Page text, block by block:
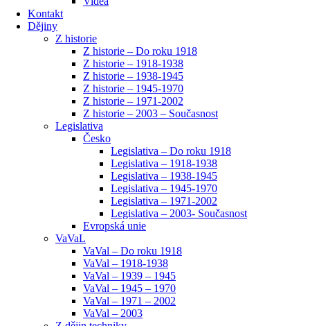
Kontakt
Dějiny
Z historie
Z historie – Do roku 1918
Z historie – 1918-1938
Z historie – 1938-1945
Z historie – 1945-1970
Z historie – 1971-2002
Z historie – 2003 – Současnost
Legislativa
Česko
Legislativa – Do roku 1918
Legislativa – 1918-1938
Legislativa – 1938-1945
Legislativa – 1945-1970
Legislativa – 1971-2002
Legislativa – 2003- Současnost
Evropská unie
VaVaL
VaVal – Do roku 1918
VaVal – 1918-1938
VaVal – 1939 – 1945
VaVal – 1945 – 1970
VaVal – 1971 – 2002
VaVal – 2003